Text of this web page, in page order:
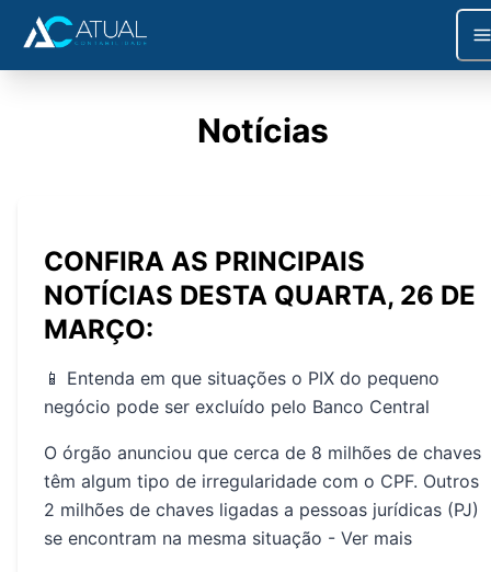
Notícias
CONFIRA AS PRINCIPAIS
NOTÍCIAS DESTA QUARTA, 26 DE
MARÇO:
📱 Entenda em que situações o PIX do pequeno
negócio pode ser excluído pelo Banco Central
O órgão anunciou que cerca de 8 milhões de chaves
têm algum tipo de irregularidade com o CPF. Outros
2 milhões de chaves ligadas a pessoas jurídicas (PJ)
se encontram na mesma situação - Ver mais